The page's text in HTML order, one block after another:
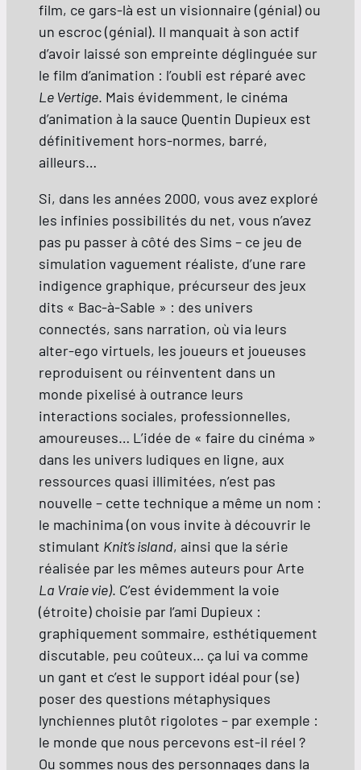
film, ce gars-là est un visionnaire (génial) ou
un escroc (génial). Il manquait à son actif
d’avoir laissé son empreinte déglinguée sur
le film d’animation : l’oubli est réparé avec
Le Vertige. Mais évidemment, le cinéma
d’animation à la sauce Quentin Dupieux est
définitivement hors-normes, barré,
ailleurs…
Si, dans les années 2000, vous avez exploré
les infinies possibilités du net, vous n’avez
pas pu passer à côté des Sims – ce jeu de
simulation vaguement réaliste, d’une rare
indigence graphique, précurseur des jeux
dits « Bac-à-Sable » : des univers
connectés, sans narration, où via leurs
alter-ego virtuels, les joueurs et joueuses
reproduisent ou réinventent dans un
monde pixelisé à outrance leurs
interactions sociales, professionnelles,
amoureuses… L’idée de « faire du cinéma »
dans les univers ludiques en ligne, aux
ressources quasi illimitées, n’est pas
nouvelle – cette technique a même un nom :
le machinima (on vous invite à découvrir le
stimulant Knit’s island, ainsi que la série
réalisée par les mêmes auteurs pour Arte
La Vraie vie). C’est évidemment la voie
(étroite) choisie par l’ami Dupieux :
graphiquement sommaire, esthétiquement
discutable, peu coûteux… ça lui va comme
un gant et c’est le support idéal pour (se)
poser des questions métaphysiques
lynchiennes plutôt rigolotes – par exemple :
le monde que nous percevons est-il réel ?
Ou sommes nous des personnages dans la